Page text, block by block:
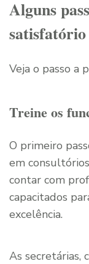
Alguns
satisfatório
Veja o passo a
Treine os
O primeiro
em
contar com
capacitados
excelência.
As secretárias,